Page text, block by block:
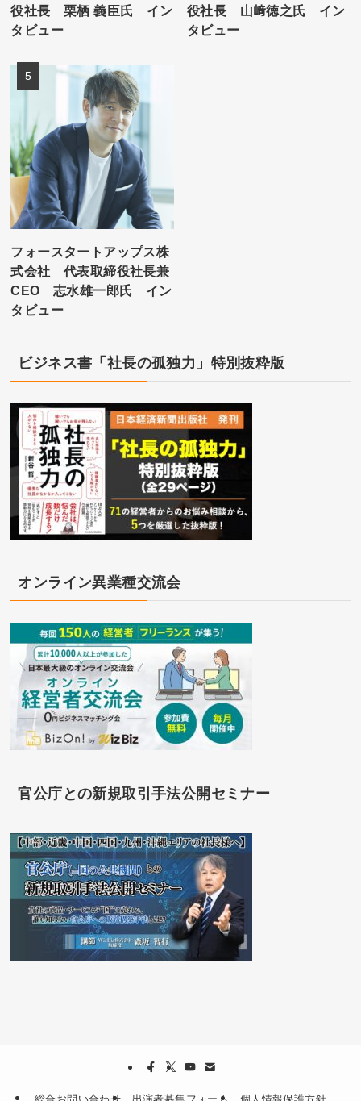
役社長 栗栖 義臣氏 イン
タビュー
役社長 山﨑徳之氏 イン
タビュー
フォースタートアップス株
式会社 代表取締役社長兼
CEO 志水雄一郎氏 イン
タビュー
ビジネス書「社長の孤独力」特別抜粋版
オンライン異業種交流会
官公庁との新規取引手法公開セミナー